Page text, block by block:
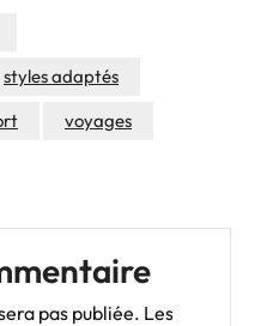
styles adaptés
voyages
pas publiée. Les